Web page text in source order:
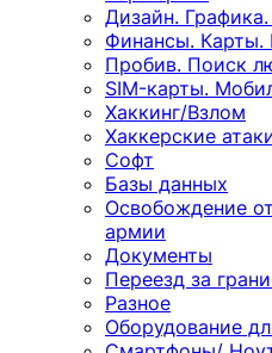
Дизайн.
Финансы. Карты.
Пробив. Поиск
SIM-карты.
Хаккинг/Взлом
Хаккерские
Софт
Базы данных
Освобождение
армии
Документы
Переезд за
Разное
Оборудование